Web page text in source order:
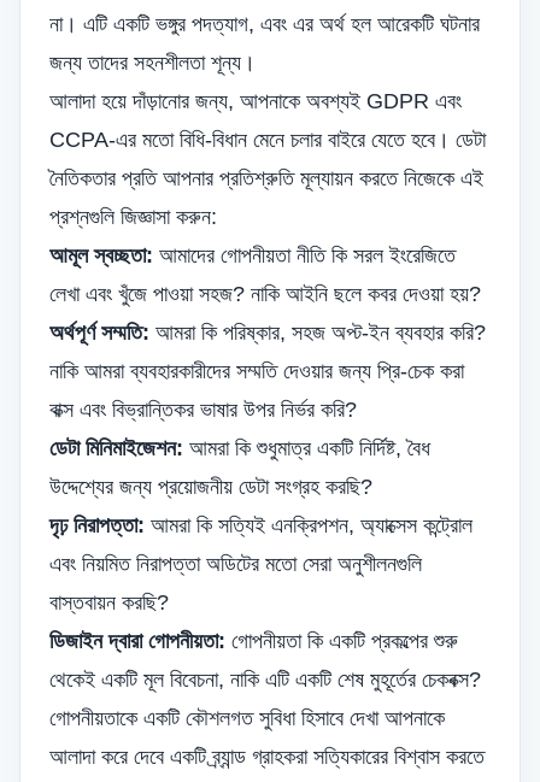
না। এটি একটি ভঙ্গুর পদত্যাগ, এবং এর অর্থ হল আরেকটি ঘটনার
জন্য তাদের সহনশীলতা শূন্য।
আলাদা হয়ে দাঁড়ানোর জন্য, আপনাকে অবশ্যই GDPR এবং
CCPA-এর মতো বিধি-বিধান মেনে চলার বাইরে যেতে হবে। ডেটা
নৈতিকতার প্রতি আপনার প্রতিশ্রুতি মূল্যায়ন করতে নিজেকে এই
প্রশ্নগুলি জিজ্ঞাসা করুন:
আমূল স্বচ্ছতা: আমাদের গোপনীয়তা নীতি কি সরল ইংরেজিতে
লেখা এবং খুঁজে পাওয়া সহজ? নাকি আইনি ছলে কবর দেওয়া হয়?
অর্থপূর্ণ সম্মতি: আমরা কি পরিষ্কার, সহজ অপ্ট-ইন ব্যবহার করি?
নাকি আমরা ব্যবহারকারীদের সম্মতি দেওয়ার জন্য প্রি-চেক করা
বাক্স এবং বিভ্রান্তিকর ভাষার উপর নির্ভর করি?
ডেটা মিনিমাইজেশন: আমরা কি শুধুমাত্র একটি নির্দিষ্ট, বৈধ
উদ্দেশ্যের জন্য প্রয়োজনীয় ডেটা সংগ্রহ করছি?
দৃঢ় নিরাপত্তা: আমরা কি সত্যিই এনক্রিপশন, অ্যাক্সেস কন্ট্রোল
এবং নিয়মিত নিরাপত্তা অডিটের মতো সেরা অনুশীলনগুলি
বাস্তবায়ন করছি?
ডিজাইন দ্বারা গোপনীয়তা: গোপনীয়তা কি একটি প্রকল্পের শুরু
থেকেই একটি মূল বিবেচনা, নাকি এটি একটি শেষ মুহূর্তের চেকবক্স?
গোপনীয়তাকে একটি কৌশলগত সুবিধা হিসাবে দেখা আপনাকে
আলাদা করে দেবে একটি ব্র্যান্ড গ্রাহকরা সত্যিকারের বিশ্বাস করতে